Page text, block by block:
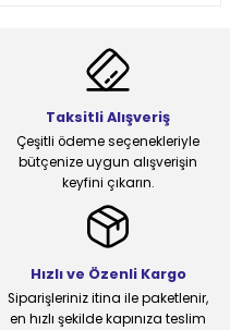
Taksitli Alışveriş
Çeşitli ödeme seçenekleriyle
bütçenize uygun alışverişin
keyfini çıkarın.
Hızlı ve Özenli Kargo
Siparişleriniz itina ile paketlenir,
en hızlı şekilde kapınıza teslim